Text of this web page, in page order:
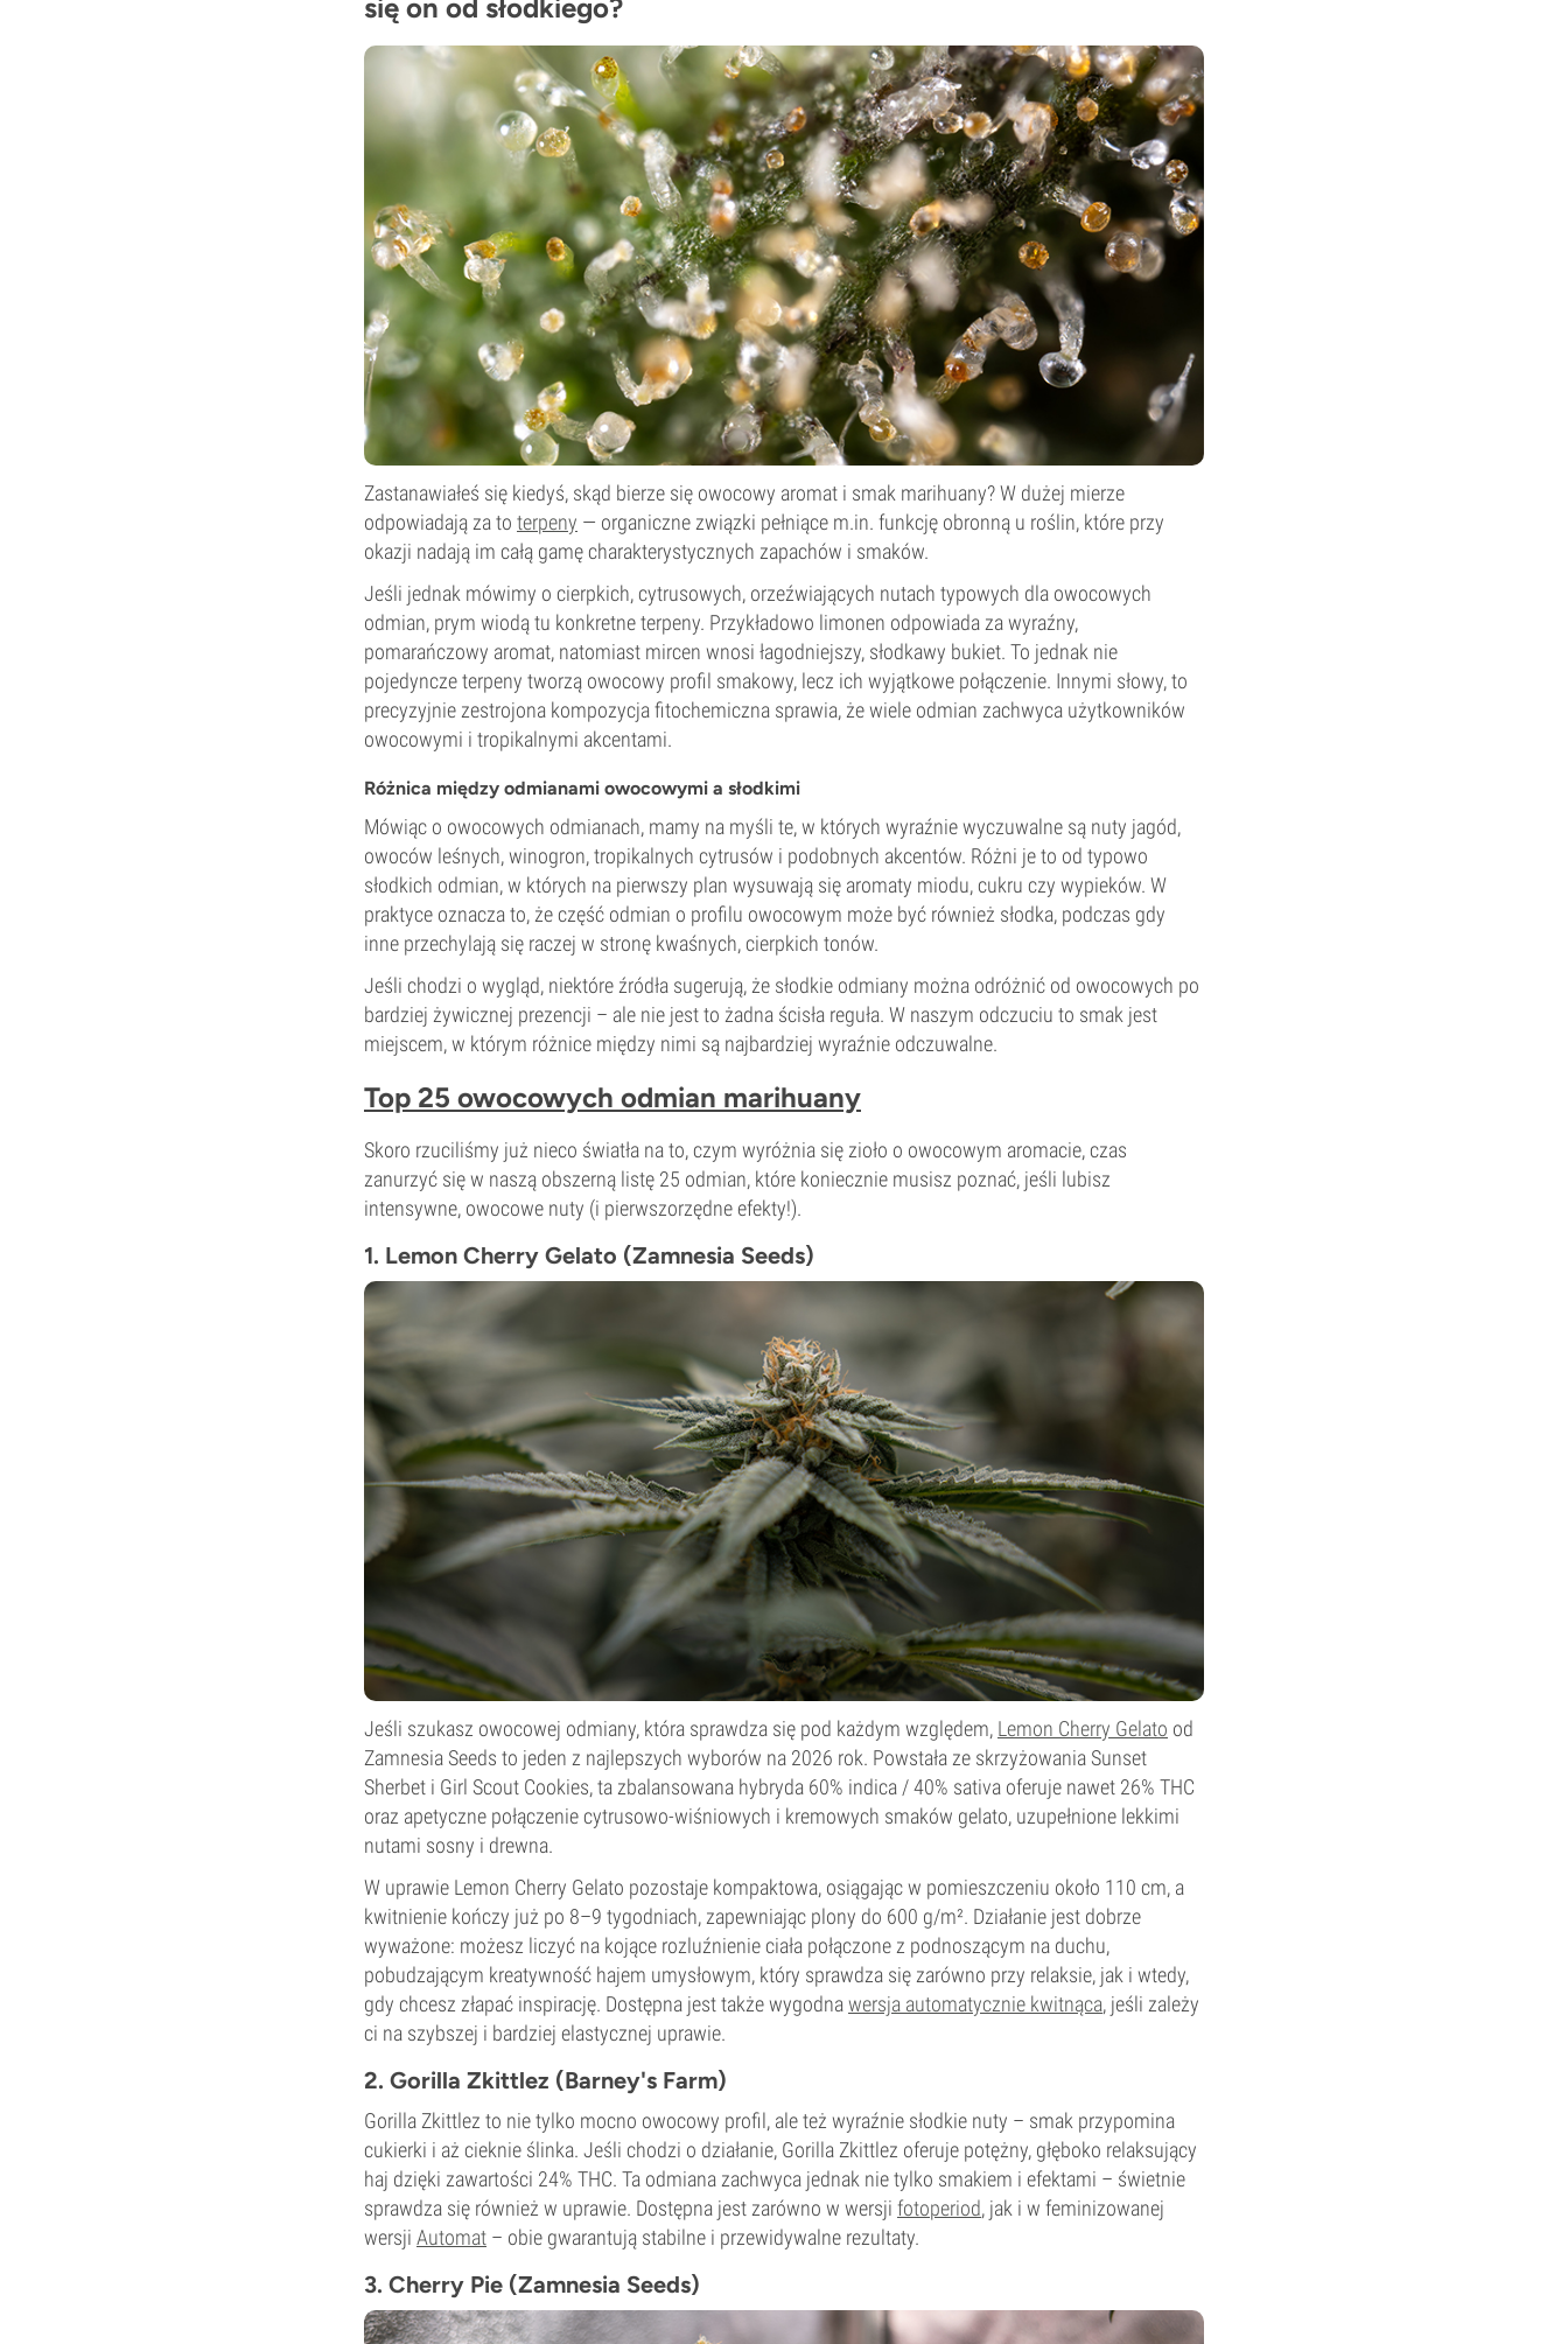
się on od słodkiego?
Zastanawiałeś się kiedyś, skąd bierze się owocowy aromat i smak marihuany? W dużej mierze
odpowiadają za to terpeny — organiczne związki pełniące m.in. funkcję obronną u roślin, które przy
okazji nadają im całą gamę charakterystycznych zapachów i smaków.
Jeśli jednak mówimy o cierpkich, cytrusowych, orzeźwiających nutach typowych dla owocowych
odmian, prym wiodą tu konkretne terpeny. Przykładowo limonen odpowiada za wyraźny,
pomarańczowy aromat, natomiast mircen wnosi łagodniejszy, słodkawy bukiet. To jednak nie
pojedyncze terpeny tworzą owocowy profil smakowy, lecz ich wyjątkowe połączenie. Innymi słowy, to
precyzyjnie zestrojona kompozycja fitochemiczna sprawia, że wiele odmian zachwyca użytkowników
owocowymi i tropikalnymi akcentami.
Różnica między odmianami owocowymi a słodkimi
Mówiąc o owocowych odmianach, mamy na myśli te, w których wyraźnie wyczuwalne są nuty jagód,
owoców leśnych, winogron, tropikalnych cytrusów i podobnych akcentów. Różni je to od typowo
słodkich odmian, w których na pierwszy plan wysuwają się aromaty miodu, cukru czy wypieków. W
praktyce oznacza to, że część odmian o profilu owocowym może być również słodka, podczas gdy
inne przechylają się raczej w stronę kwaśnych, cierpkich tonów.
Jeśli chodzi o wygląd, niektóre źródła sugerują, że słodkie odmiany można odróżnić od owocowych po
bardziej żywicznej prezencji – ale nie jest to żadna ścisła reguła. W naszym odczuciu to smak jest
miejscem, w którym różnice między nimi są najbardziej wyraźnie odczuwalne.
Top 25 owocowych odmian marihuany
Skoro rzuciliśmy już nieco światła na to, czym wyróżnia się zioło o owocowym aromacie, czas
zanurzyć się w naszą obszerną listę 25 odmian, które koniecznie musisz poznać, jeśli lubisz
intensywne, owocowe nuty (i pierwszorzędne efekty!).
1. Lemon Cherry Gelato (Zamnesia Seeds)
Jeśli szukasz owocowej odmiany, która sprawdza się pod każdym względem, Lemon Cherry Gelato od
Zamnesia Seeds to jeden z najlepszych wyborów na 2026 rok. Powstała ze skrzyżowania Sunset
Sherbet i Girl Scout Cookies, ta zbalansowana hybryda 60% indica / 40% sativa oferuje nawet 26% THC
oraz apetyczne połączenie cytrusowo-wiśniowych i kremowych smaków gelato, uzupełnione lekkimi
nutami sosny i drewna.
W uprawie Lemon Cherry Gelato pozostaje kompaktowa, osiągając w pomieszczeniu około 110 cm, a
kwitnienie kończy już po 8–9 tygodniach, zapewniając plony do 600 g/m². Działanie jest dobrze
wyważone: możesz liczyć na kojące rozluźnienie ciała połączone z podnoszącym na duchu,
pobudzającym kreatywność hajem umysłowym, który sprawdza się zarówno przy relaksie, jak i wtedy,
gdy chcesz złapać inspirację. Dostępna jest także wygodnawersja automatycznie kwitnąca, jeśli zależy
ci na szybszej i bardziej elastycznej uprawie.
2. Gorilla Zkittlez (Barney's Farm)
Gorilla Zkittlez to nie tylko mocno owocowy profil, ale też wyraźnie słodkie nuty – smak przypomina
cukierki i aż cieknie ślinka. Jeśli chodzi o działanie, Gorilla Zkittlez oferuje potężny, głęboko relaksujący
haj dzięki zawartości 24% THC. Ta odmiana zachwyca jednak nie tylko smakiem i efektami – świetnie
sprawdza się również w uprawie. Dostępna jest zarówno w wersji fotoperiod, jak i w feminizowanej
wersji Automat – obie gwarantują stabilne i przewidywalne rezultaty.
3. Cherry Pie (Zamnesia Seeds)